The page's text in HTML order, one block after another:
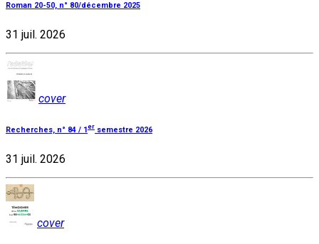
Roman 20-50, n° 80/décembre 2025
31 juil. 2026
cover
Recherches, n° 84 / 1er semestre 2026
31 juil. 2026
cover